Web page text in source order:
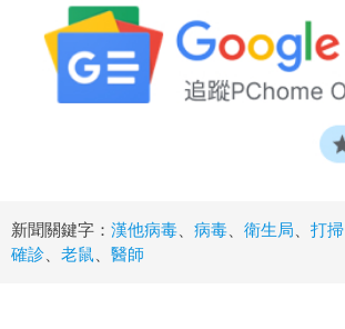
新聞關鍵字： 漢他病毒 病毒 衛生局 打掃
確診
老鼠 醫師